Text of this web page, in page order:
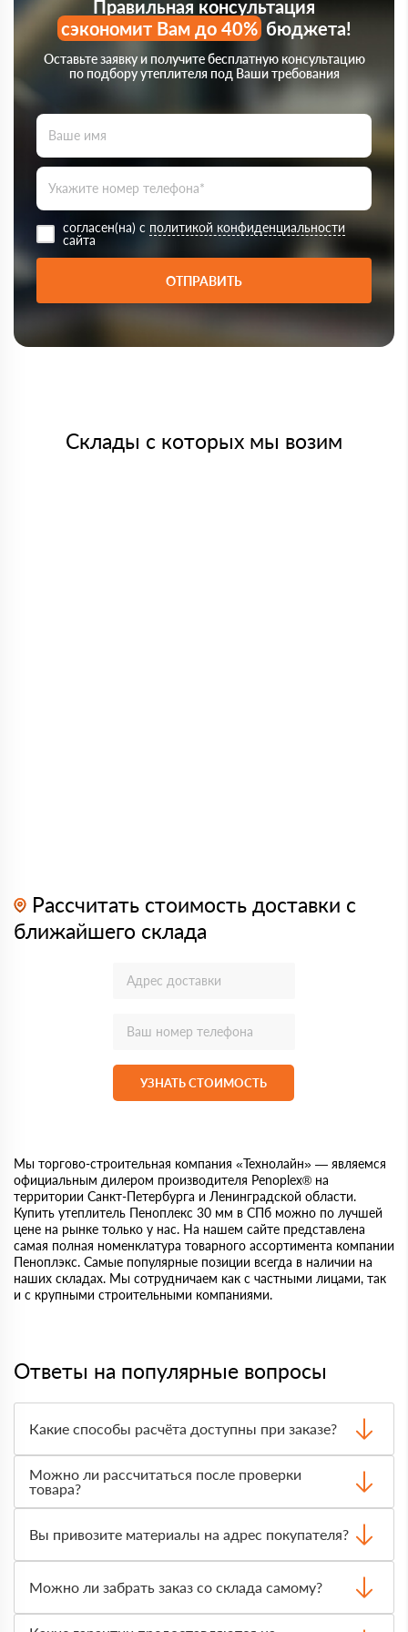
Правильная консультация
сэкономит Вам до 40%бюджета!
Оставьте заявку и получите бесплатную консультацию
по подбору утеплителя под Ваши требования
согласен(на) с политикой конфиденциальности
сайта
ОТПРАВИТЬ
Склады с которых мы возим
Рассчитать стоимость доставки с
ближайшего склада
УЗНАТЬ СТОИМОСТЬ
Мы торгово-строительная компания «Технолайн» — являемся
официальным дилером производителя Penoplex® на
территории Санкт-Петербурга и Ленинградской области.
Купить утеплитель Пеноплекс 30 мм в СПб можно по лучшей
цене на рынке только у нас. На нашем сайте представлена
самая полная номенклатура товарного ассортимента компании
Пеноплэкс. Самые популярные позиции всегда в наличии на
наших складах. Мы сотрудничаем как с частными лицами, так
и с крупными строительными компаниями.
Ответы на популярные вопросы
Какие способы расчёта доступны при заказе?
счёту. Точный формат оплаты менеджер согласует с
вами до отгрузки.
Можно ли рассчитаться после проверки
товара?
получения. Сначала вы принимаете материал,
проверяете количество и внешний вид, затем
оплачиваете.
Вы привозите материалы на адрес покупателя?
другой нужный адрес. Итоговая стоимость зависит от
удалённости, объёма заказа и выбранного транспорта.
Можно ли забрать заказ со склада самому?